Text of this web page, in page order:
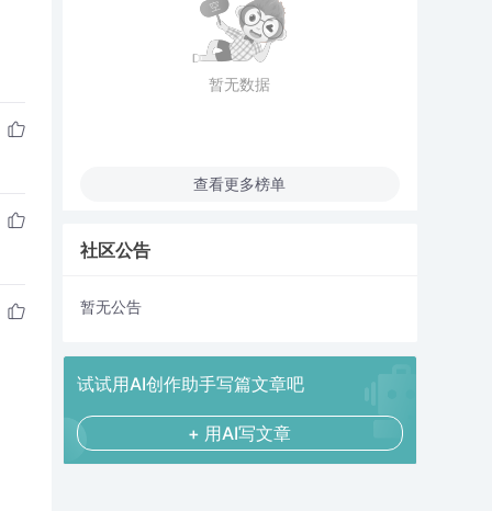
暂无数据
查看更多榜单
社区公告
暂无公告
试试用AI创作助手写篇文章吧
+ 用AI写文章